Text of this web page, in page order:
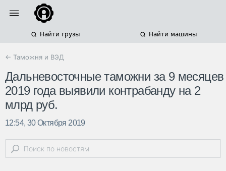
Найти грузы Найти машины
← Таможня и ВЭД
Дальневосточные таможни за 9 месяцев
2019 года выявили контрабанду на 2
млрд руб.
12:54, 30 Октября 2019